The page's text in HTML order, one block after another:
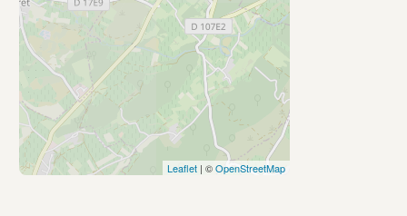
Leaflet | ©OpenStreetMap